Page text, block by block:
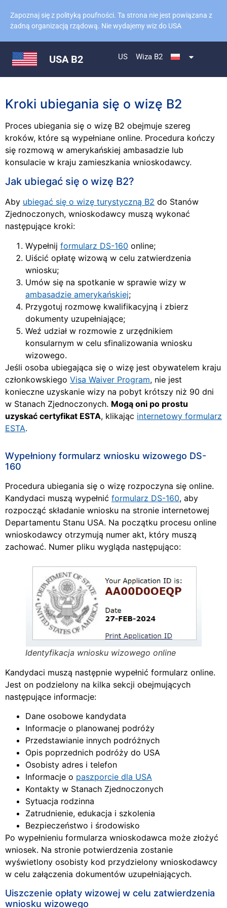
Zapoznaj się z polityką poufności. Ta strona nie jest powiązana z
żadną organizacją rządową. Nie wydajemy wiz do USA
USA B2 US Wiza B2
Kroki ubiegania się o wizę B2
Proces ubiegania się o wizę B2 obejmuje szereg
kroków, które są wypełniane online. Procedura kończy
się rozmową w amerykańskiej ambasadzie lub
konsulacie w kraju zamieszkania wnioskodawcy.
Jak ubiegać się o wizę B2?
Aby ubiegać się o wizę turystyczną B2 do Stanów
Zjednoczonych, wnioskodawcy muszą wykonać
następujące kroki:
Wypełnij formularz DS-160 online;
Uiścić opłatę wizową w celu zatwierdzenia
wniosku;
Umów się na spotkanie w sprawie wizy w
ambasadzie amerykańskiej;
Przygotuj rozmowę kwalifikacyjną i zbierz
dokumenty uzupełniające;
Weź udział w rozmowie z urzędnikiem
konsularnym w celu sfinalizowania wniosku
wizowego.
Jeśli osoba ubiegająca się o wizę jest obywatelem kraju
członkowskiego Visa Waiver Program, nie jest
konieczne uzyskanie wizy na pobyt krótszy niż 90 dni
w Stanach Zjednoczonych. Mogą oni po prostu
uzyskać certyfikat ESTA, klikając internetowy formularz
ESTA.
Wypełniony formularz wniosku wizowego DS-
160
Procedura ubiegania się o wizę rozpoczyna się online.
Kandydaci muszą wypełnić formularz DS-160, aby
rozpocząć składanie wniosku na stronie internetowej
Departamentu Stanu USA. Na początku procesu online
wnioskodawcy otrzymują numer akt, który muszą
zachować. Numer pliku wygląda następująco:
Identyfikacja wniosku wizowego online
Kandydaci muszą następnie wypełnić formularz online.
Jest on podzielony na kilka sekcji obejmujących
następujące informacje:
Dane osobowe kandydata
Informacje o planowanej podróży
Przedstawianie innych podróżnych
Opis poprzednich podróży do USA
Osobisty adres i telefon
Informacje o paszporcie dla USA
Kontakty w Stanach Zjednoczonych
Sytuacja rodzinna
Zatrudnienie, edukacja i szkolenia
Bezpieczeństwo i środowisko
Po wypełnieniu formularza wnioskodawca może złożyć
wniosek. Na stronie potwierdzenia zostanie
wyświetlony osobisty kod przydzielony wnioskodawcy
w celu załączenia dokumentów uzupełniających.
Uiszczenie opłaty wizowej w celu zatwierdzenia
wniosku wizowego